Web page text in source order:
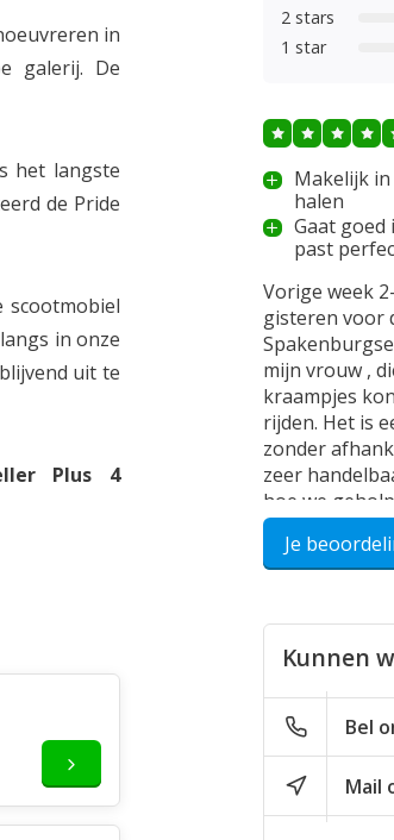
in
galerij. De
het langste
de Pride
in onze
uit te
Plus 4
2 stars
1 star
Makelijk
halen
Gaat goed
past
Vorige week
gisteren voor
mijn vrouw ,
kraampjes
rijden. Het is
zonder
zeer
hoe we
Geplaatst op
Ben zeer
dat ik met
scootmobiel!
kunt halen.
een aanrader.
Geplaatst op
Je
Kunnen
Bel
Mail